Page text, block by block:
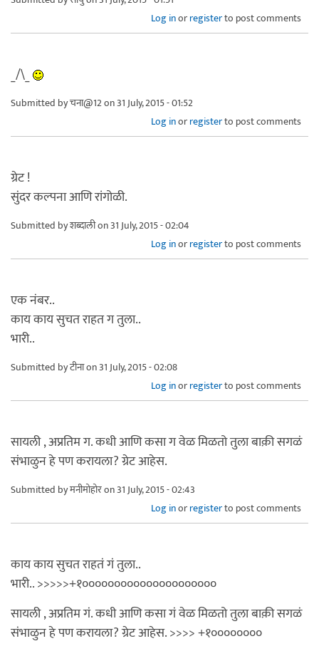
Log inorregisterto post comments
_/\_
Submitted byचना@12on 31 July, 2015 - 01:52
Log inorregisterto post comments
ग्रेट !
सुंदर कल्पना आणि रांगोळी.
Submitted byशब्दालीon 31 July, 2015 - 02:04
Log inorregisterto post comments
एक नंबर..
काय काय सुचत राहत ग तुला..
भारी..
Submitted byटीनाon 31 July, 2015 - 02:08
Log inorregisterto post comments
सायली , अप्रतिम ग. कधी आणि कसा ग वेळ मिळतो तुला बाक़ी सगळं
संभाळुन हे पण करायला? ग्रेट आहेस.
Submitted byमनीमोहोरon 31 July, 2015 - 02:43
Log inorregisterto post comments
काय काय सुचत राहतं गं तुला..
भारी.. >>>>>+१०००००००००००००००००००००
सायली , अप्रतिम गं. कधी आणि कसा गं वेळ मिळतो तुला बाक़ी सगळं
संभाळुन हे पण करायला? ग्रेट आहेस. >>>> +१००००००००